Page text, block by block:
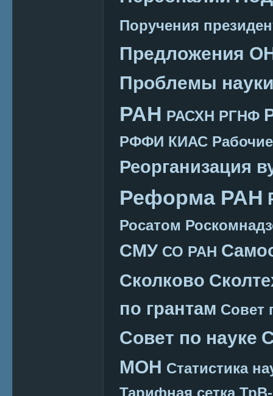
Поручения
Предложения
Проблемы науки
РАН РАСХН РГНФ
РФФИ КИАС
Реорганизация
Реформа РАН
Росатом
СМУ СО РАН
Сколково
по грантам Совет
Совет по науке
МОН Статистика
Тарифная сетка